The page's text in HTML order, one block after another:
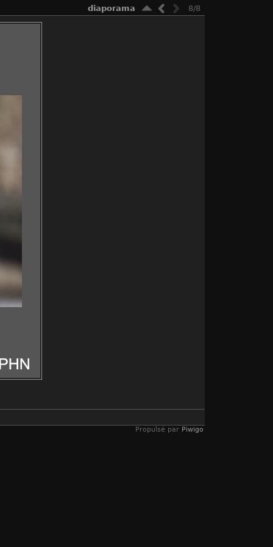
8/8
diaporama
Propulsé par Piwigo